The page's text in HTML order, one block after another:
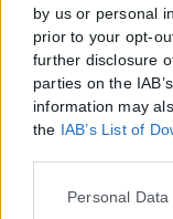
by us or personal
prior to your opt-
further disclosure
parties on the
information may
the IAB’s List of
Please note that
Personal